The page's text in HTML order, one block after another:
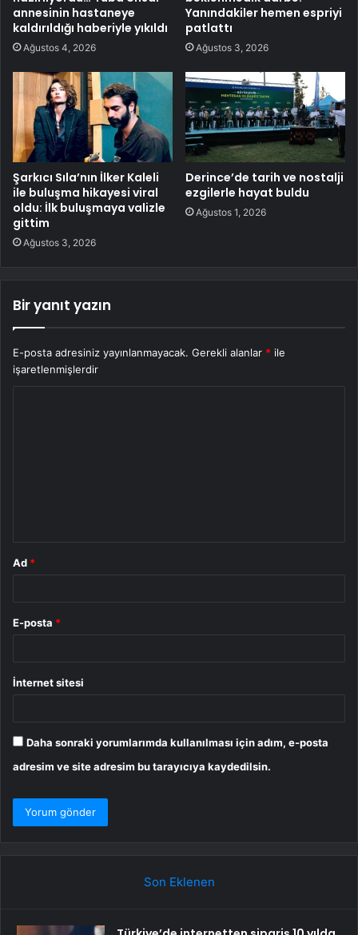
annesinin hastaneye
kaldırıldığı haberiyle yıkıldı
Ağustos 4, 2026
Yanındakiler hemen espriyi
patlattı
Ağustos 3, 2026
Şarkıcı Sıla’nın İlker Kaleli
ile buluşma hikayesi viral
oldu: İlk buluşmaya valizle
gittim
Ağustos 3, 2026
Derince’de tarih ve nostalji
ezgilerle hayat buldu
Ağustos 1, 2026
Bir yanıt yazın
E-posta adresiniz yayınlanmayacak. Gerekli alanlar * ile
işaretlenmişlerdir
Ad *
E-posta *
İnternet sitesi
Daha sonraki yorumlarımda kullanılması için adım, e-posta
adresim ve site adresim bu tarayıcıya kaydedilsin.
Son Eklenen